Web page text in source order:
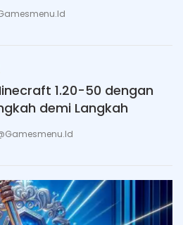
1.20-50 dengan
demi Langkah